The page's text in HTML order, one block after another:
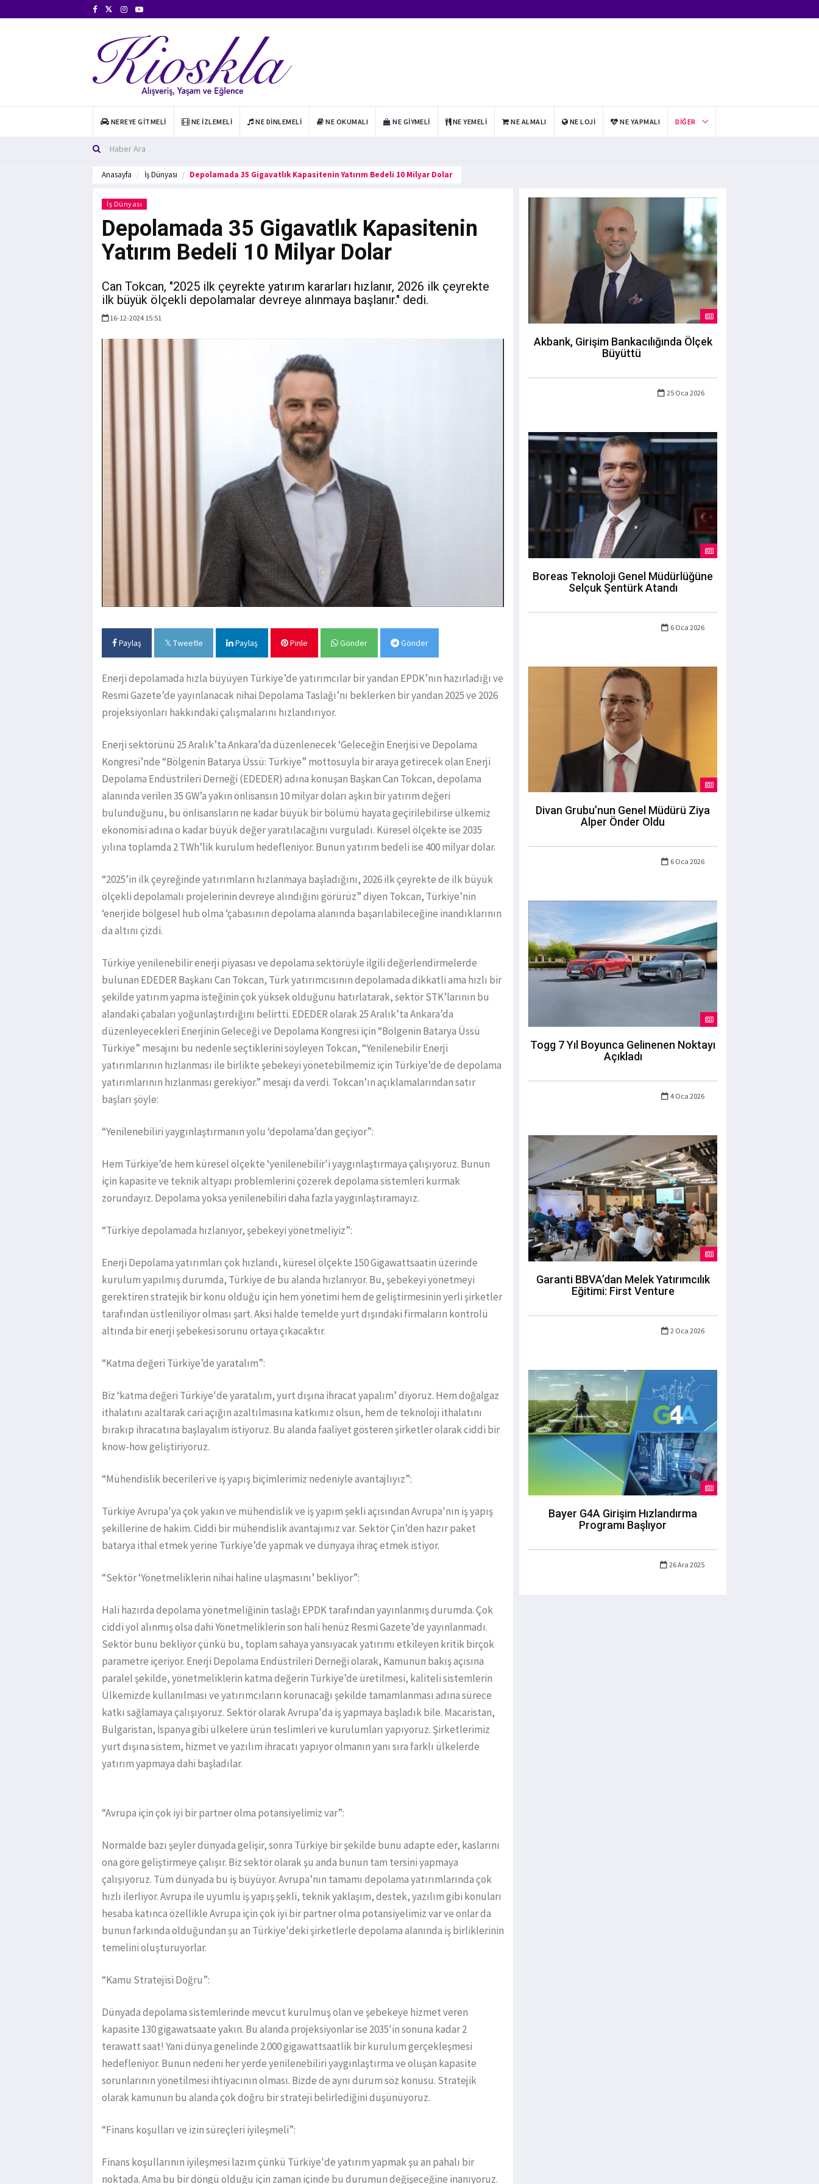
NEREYE GITMELI NE İZLEMELI NE DINLEMELI NE OKUMALI NE GIYMELI NE YEMELI NE ALMALI NE LOJI NE YAPMALI DIĞER
Anasayfa İş Dünyası Depolamada 35 Gigavatlık Kapasitenin Yatırım Bedeli 10 Milyar Dolar
İş Dünyası
Depolamada 35 Gigavatlık Kapasitenin
Yatırım Bedeli 10 Milyar Dolar
Can Tokcan, "2025 ilk çeyrekte yatırım kararları hızlanır, 2026 ilk çeyrekte
ilk büyük ölçekli depolamalar devreye alınmaya başlanır." dedi.
16-12-2024 15:51
Paylaş Tweetle Paylaş Pinle Gönder Gönder
Enerji depolamada hızla büyüyen Türkiye’de yatırımcılar bir yandan EPDK’nın hazırladığı ve
Resmi Gazete’de yayınlanacak nihai Depolama Taslağı’nı beklerken bir yandan 2025 ve 2026
projeksiyonları hakkındaki çalışmalarını hızlandırıyor.
Enerji sektörünü 25 Aralık’ta Ankara’da düzenlenecek ‘Geleceğin Enerjisi ve Depolama
Kongresi’nde “Bölgenin Batarya Üssü: Türkiye” mottosuyla bir araya getirecek olan Enerji
Depolama Endüstrileri Derneği (EDEDER) adına konuşan Başkan Can Tokcan, depolama
alanında verilen 35 GW’a yakın önlisansın 10 milyar doları aşkın bir yatırım değeri
bulunduğunu, bu önlisansların ne kadar büyük bir bölümü hayata geçirilebilirse ülkemiz
ekonomisi adına o kadar büyük değer yaratılacağını vurguladı. Küresel ölçekte ise 2035
yılına toplamda 2 TWh’lik kurulum hedefleniyor. Bunun yatırım bedeli ise 400 milyar dolar.
“2025’in ilk çeyreğinde yatırımların hızlanmaya başladığını, 2026 ilk çeyrekte de ilk büyük
ölçekli depolamalı projelerinin devreye alındığını görürüz” diyen Tokcan, Türkiye’nin
‘enerjide bölgesel hub olma ‘çabasının depolama alanında başarılabileceğine inandıklarının
da altını çizdi.
Türkiye yenilenebilir enerji piyasası ve depolama sektörüyle ilgili değerlendirmelerde
bulunan EDEDER Başkanı Can Tokcan, Türk yatırımcısının depolamada dikkatli ama hızlı bir
şekilde yatırım yapma isteğinin çok yüksek olduğunu hatırlatarak, sektör STK’larının bu
alandaki çabaları yoğunlaştırdığını belirtti. EDEDER olarak 25 Aralık’ta Ankara’da
düzenleyecekleri Enerjinin Geleceği ve Depolama Kongresi için “Bölgenin Batarya Üssü
Türkiye” mesajını bu nedenle seçtiklerini söyleyen Tokcan, “Yenilenebilir Enerji
yatırımlarının hızlanması ile birlikte şebekeyi yönetebilmemiz için Türkiye’de de depolama
yatırımlarının hızlanması gerekiyor.” mesajı da verdi. Tokcan’ın açıklamalarından satır
başları şöyle:
“Yenilenebiliri yaygınlaştırmanın yolu ‘depolama’dan geçiyor”:
Hem Türkiye’de hem küresel ölçekte ‘yenilenebilir'i yaygınlaştırmaya çalışıyoruz. Bunun
için kapasite ve teknik altyapı problemlerini çözerek depolama sistemleri kurmak
zorundayız. Depolama yoksa yenilenebiliri daha fazla yaygınlaştıramayız.
“Türkiye depolamada hızlanıyor, şebekeyi yönetmeliyiz”:
Enerji Depolama yatırımları çok hızlandı, küresel ölçekte 150 Gigawattsaatin üzerinde
kurulum yapılmış durumda, Türkiye de bu alanda hızlanıyor. Bu, şebekeyi yönetmeyi
gerektiren stratejik bir konu olduğu için hem yönetimi hem de geliştirmesinin yerli şirketler
tarafından üstleniliyor olması şart. Aksi halde temelde yurt dışındaki firmaların kontrolü
altında bir enerji şebekesi sorunu ortaya çıkacaktır.
“Katma değeri Türkiye’de yaratalım”:
Biz ‘katma değeri Türkiye'de yaratalım, yurt dışına ihracat yapalım’ diyoruz. Hem doğalgaz
ithalatını azaltarak cari açığın azaltılmasına katkımız olsun, hem de teknoloji ithalatını
bırakıp ihracatına başlayalım istiyoruz. Bu alanda faaliyet gösteren şirketler olarak ciddi bir
know-how geliştiriyoruz.
“Mühendislik becerileri ve iş yapış biçimlerimiz nedeniyle avantajlıyız”:
Türkiye Avrupa'ya çok yakın ve mühendislik ve iş yapım şekli açısından Avrupa'nın iş yapış
şekillerine de hakim. Ciddi bir mühendislik avantajımız var. Sektör Çin’den hazır paket
batarya ithal etmek yerine Türkiye’de yapmak ve dünyaya ihraç etmek istiyor.
“Sektör ‘Yönetmeliklerin nihai haline ulaşmasını’ bekliyor”:
Hali hazırda depolama yönetmeliğinin taslağı EPDK tarafından yayınlanmış durumda. Çok
ciddi yol alınmış olsa dahi Yönetmeliklerin son hali henüz Resmi Gazete’de yayınlanmadı.
Sektör bunu bekliyor çünkü bu, toplam sahaya yansıyacak yatırımı etkileyen kritik birçok
parametre içeriyor. Enerji Depolama Endüstrileri Derneği olarak, Kamunun bakış açısına
paralel şekilde, yönetmeliklerin katma değerin Türkiye’de üretilmesi, kaliteli sistemlerin
Ülkemizde kullanılması ve yatırımcıların korunacağı şekilde tamamlanması adına sürece
katkı sağlamaya çalışıyoruz. Sektör olarak Avrupa'da iş yapmaya başladık bile. Macaristan,
Bulgaristan, İspanya gibi ülkelere ürün teslimleri ve kurulumları yapıyoruz. Şirketlerimiz
yurt dışına sistem, hizmet ve yazılım ihracatı yapıyor olmanın yanı sıra farklı ülkelerde
yatırım yapmaya dahi başladılar.
“Avrupa için çok iyi bir partner olma potansiyelimiz var”:
Normalde bazı şeyler dünyada gelişir, sonra Türkiye bir şekilde bunu adapte eder, kaslarını
ona göre geliştirmeye çalışır. Biz sektör olarak şu anda bunun tam tersini yapmaya
çalışıyoruz. Tüm dünyada bu iş büyüyor. Avrupa’nın tamamı depolama yatırımlarında çok
hızlı ilerliyor. Avrupa ile uyumlu iş yapış şekli, teknik yaklaşım, destek, yazılım gibi konuları
hesaba katınca özellikle Avrupa için çok iyi bir partner olma potansiyelimiz var ve onlar da
bunun farkında olduğundan şu an Türkiye'deki şirketlerle depolama alanında iş birliklerinin
temelini oluşturuyorlar.
“Kamu Stratejisi Doğru”:
Dünyada depolama sistemlerinde mevcut kurulmuş olan ve şebekeye hizmet veren
kapasite 130 gigawatsaate yakın. Bu alanda projeksiyonlar ise 2035'in sonuna kadar 2
terawatt saat! Yani dünya genelinde 2.000 gigawattsaatlik bir kurulum gerçekleşmesi
hedefleniyor. Bunun nedeni her yerde yenilenebiliri yaygınlaştırma ve oluşan kapasite
sorunlarının yönetilmesi ihtiyacının olması. Bizde de aynı durum söz konusu. Stratejik
olarak kamunun bu alanda çok doğru bir strateji belirlediğini düşünüyoruz.
“Finans koşulları ve izin süreçleri iyileşmeli”:
Finans koşullarının iyileşmesi lazım çünkü Türkiye'de yatırım yapmak şu an pahalı bir
noktada. Ama bu bir döngü olduğu için zaman içinde bu durumun değişeceğine inanıyoruz.
Akbank, Girişim Bankacılığında Ölçek
Büyüttü
25 Oca 2026
Boreas Teknoloji Genel Müdürlüğüne
Selçuk Şentürk Atandı
6 Oca 2026
Divan Grubu’nun Genel Müdürü Ziya
Alper Önder Oldu
6 Oca 2026
Togg 7 Yıl Boyunca Gelinenen Noktayı
Açıkladı
4 Oca 2026
Garanti BBVA’dan Melek Yatırımcılık
Eğitimi: First Venture
2 Oca 2026
Bayer G4A Girişim Hızlandırma
Programı Başlıyor
26 Ara 2025